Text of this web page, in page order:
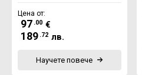
Цена от:
97 .00 €
189 .72 лв.
Научете повече